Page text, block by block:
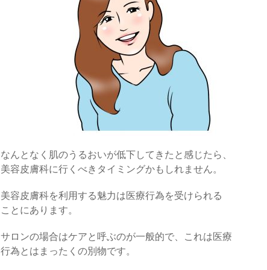
なんとなく肌のうるおいが低下してきたと感じたら、
美容皮膚科に行くべきタイミングかもしれません。
美容皮膚科を利用する魅力は医療行為を受けられる
ことにあります。
サロンの場合はケアと呼ぶのが一般的で、これは医療
行為とはまったくの別物です。